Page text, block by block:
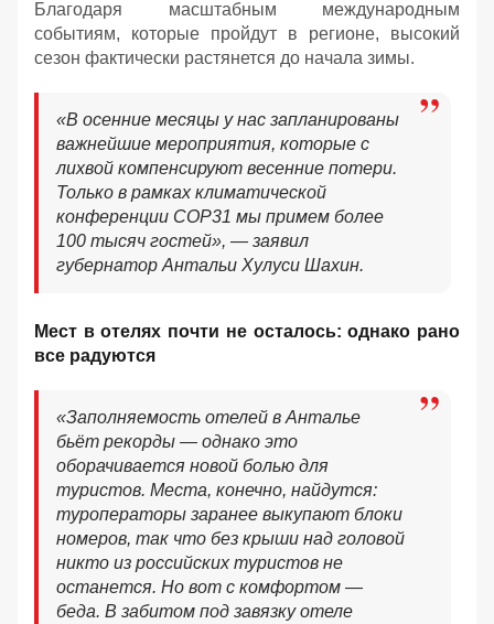
Благодаря масштабным международным
событиям, которые пройдут в регионе, высокий
сезон фактически растянется до начала зимы.
«В осенние месяцы у нас запланированы
важнейшие мероприятия, которые с
лихвой компенсируют весенние потери.
Только в рамках климатической
конференции COP31 мы примем более
100 тысяч гостей», — заявил
губернатор Антальи Хулуси Шахин.
Мест в отелях почти не осталось: однако рано
все радуются
«Заполняемость отелей в Анталье
бьёт рекорды — однако это
оборачивается новой болью для
туристов. Места, конечно, найдутся:
туроператоры заранее выкупают блоки
номеров, так что без крыши над головой
никто из российских туристов не
останется. Но вот с комфортом —
беда. В забитом под завязку отеле